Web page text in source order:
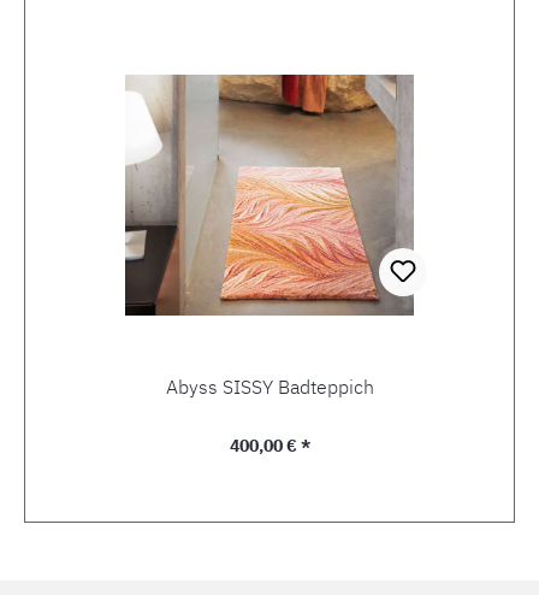
Abyss SISSY Badteppich
Regulärer Preis:
400,00 € *